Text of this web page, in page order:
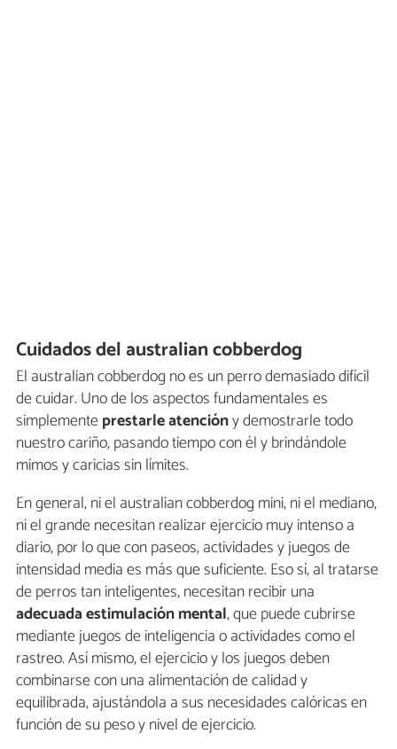
Cuidados del australian cobberdog
El australian cobberdog no es un perro demasiado difícil
de cuidar. Uno de los aspectos fundamentales es
simplementeprestarle atencióny demostrarle todo
nuestro cariño, pasando tiempo con él y brindándole
mimos y caricias sin límites.
En general, ni el australian cobberdog mini, ni el mediano,
ni el grande necesitan realizar ejercicio muy intenso a
diario, por lo que con paseos, actividades y juegos de
intensidad media es más que suficiente. Eso sí, al tratarse
de perros tan inteligentes, necesitan recibir una
adecuada estimulación mental, que puede cubrirse
mediante juegos de inteligencia o actividades como el
rastreo. Así mismo, el ejercicio y los juegos deben
combinarse con una alimentación de calidad y
equilibrada, ajustándola a sus necesidades calóricas en
función de su peso y nivel de ejercicio.